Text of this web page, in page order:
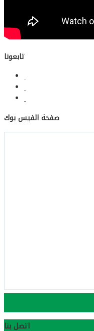
تابعونا
صفحة الفيس بوك
اتصل بنا